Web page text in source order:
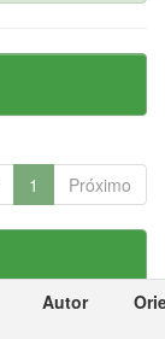
1 Próximo
Autor